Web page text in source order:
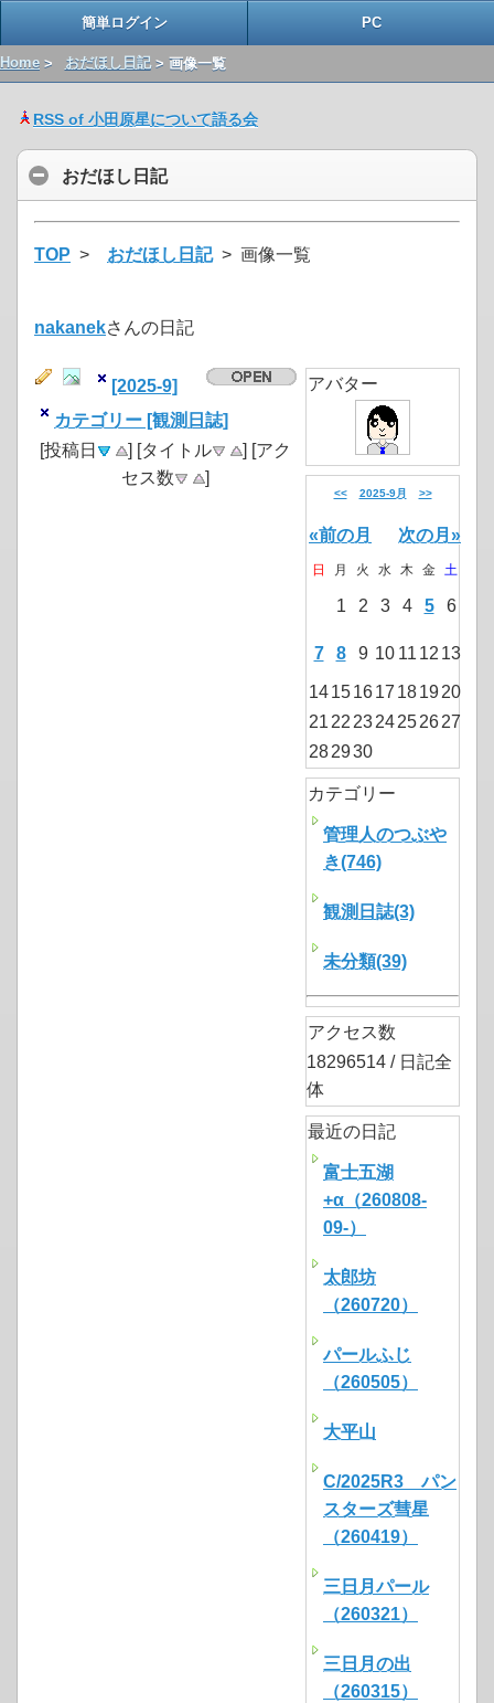
簡単ログイン PC
Home > おだほし日記> 画像一覧
RSS of 小田原星について語る会
おだほし日記
TOP > おだほし日記> 画像一覧
nakanekさんの日記
[2025-9]
カテゴリー [観測日誌]
[投稿日
] [タイトル
] [アク
セス数
]
アバター
<< 2025-9月 >>
«前の月 次の月»
日 月 火 水 木 金 土
1 2 3 4 5 6
7 8 9 10 11 12 13
14151617 181920
21 22 2324252627
282930
カテゴリー
管理人のつぶや
き(746)
観測日誌(3)
未分類(39)
アクセス数
18296514 / 日記全
体
最近の日記
富士五湖
+α（260808-
09-）
太郎坊
（260720）
パールふじ
（260505）
大平山
C/2025R3 パン
スターズ彗星
（260419）
三日月パール
（260321）
三日月の出
（260315）